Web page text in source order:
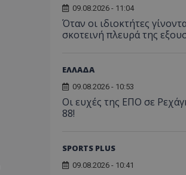
09.08.2026 - 11:04
Όταν οι ιδιοκτήτες
σκοτεινή πλευρά της
ΕΛΛΑΔΑ
09.08.2026 - 10:53
Οι ευχές της ΕΠΟ σε
88!
SPORTS PLUS
09.08.2026 - 10:41